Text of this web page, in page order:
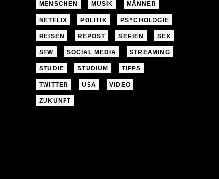
MENSCHEN MUSIK MÄNNER
NETFLIX POLITIK PSYCHOLOGIE
REISEN REPOST SERIEN SEX
SFW SOCIAL MEDIA STREAMING
STUDIE STUDIUM TIPPS
TWITTER USA VIDEO
ZUKUNFT